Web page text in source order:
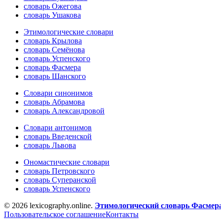
словарь Ожегова
словарь Ушакова
Этимологические словари
словарь Крылова
словарь Семёнова
словарь Успенского
словарь Фасмера
словарь Шанского
Словари синонимов
словарь Абрамова
словарь Александровой
Словари антонимов
словарь Введенской
словарь Львова
Ономастические словари
словарь Петровского
словарь Суперанской
словарь Успенского
© 2026 lexicography.online. Этимологический словарь
Пользовательское соглашениеКонтакты